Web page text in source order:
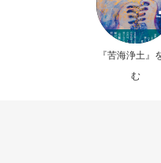
『苦海浄土』
む